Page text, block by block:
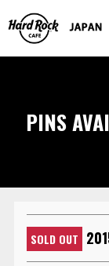
PINS
SOLD OUT